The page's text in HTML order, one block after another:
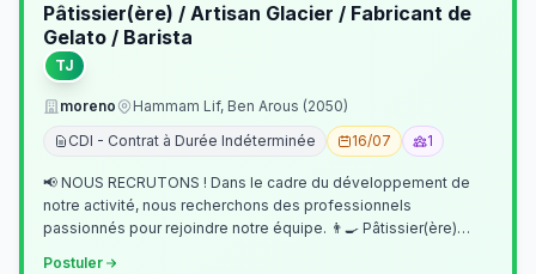
Pâtissier(ère) / Artisan Glacier / Fabricant de
Gelato / Barista
TJ
moreno
Hammam Lif, Ben Arous (2050)
CDI - Contrat à Durée Indéterminée
16/07 1
📢 NOUS RECRUTONS ! Dans le cadre du développement de
notre activité, nous recherchons des professionnels
passionnés pour rejoindre notre équipe. 👨‍🍳 Pâtissier(ère)
Postuler